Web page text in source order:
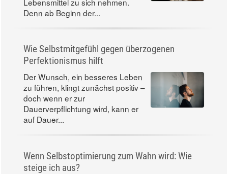
Denn ab Beginn der...
Wie Selbstmitgefühl gegen überzogenen
Perfektionismus hilft
Der Wunsch, ein besseres Leben
zu führen, klingt zunächst positiv –
doch wenn er zur
Dauerverpflichtung wird, kann er
auf Dauer...
Wenn Selbstoptimierung zum Wahn wird: Wie
steige ich aus?